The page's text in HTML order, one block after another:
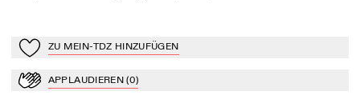
Zu Mein-TdZ hinzufügen
ZU MEIN-TDZ HINZUFÜGEN
ApplaudierenAPPLAUDIEREN (0)